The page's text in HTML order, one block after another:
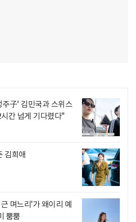
주子' 김민국과 스위스
간 넘게 기다렸다"
김희애
며느리'가 왜이리 예
뿜뿜